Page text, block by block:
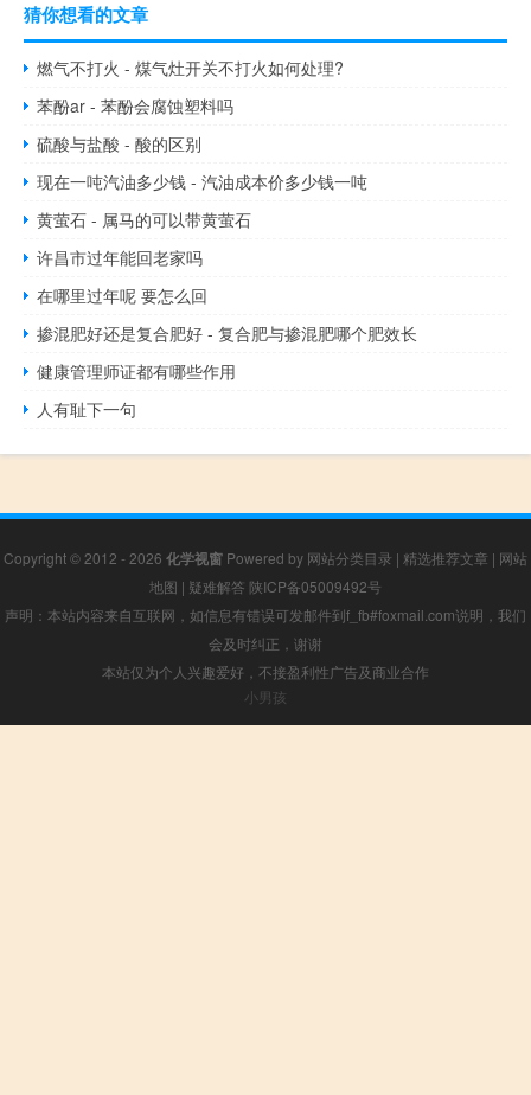
猜你想看的文章
燃气不打火 - 煤气灶开关不打火如何处理?
苯酚ar - 苯酚会腐蚀塑料吗
硫酸与盐酸 - 酸的区别
现在一吨汽油多少钱 - 汽油成本价多少钱一吨
黄萤石 - 属马的可以带黄萤石
许昌市过年能回老家吗
在哪里过年呢 要怎么回
掺混肥好还是复合肥好 - 复合肥与掺混肥哪个肥效长
健康管理师证都有哪些作用
人有耻下一句
Copyright © 2012 - 2026 化学视窗 Powered by 网站分类目录 | 精选推荐文章 | 网站
地图 | 疑难解答 陕ICP备05009492号
声明：本站内容来自互联网，如信息有错误可发邮件到f_fb#foxmail.com说明，我们
会及时纠正，谢谢
本站仅为个人兴趣爱好，不接盈利性广告及商业合作
小男孩